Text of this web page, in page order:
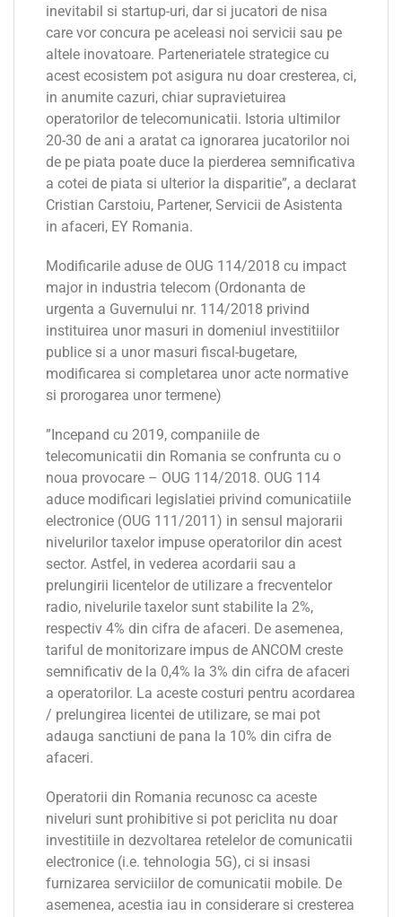
inevitabil si startup-uri, dar si jucatori de nisa
care vor concura pe aceleasi noi servicii sau pe
altele inovatoare. Parteneriatele strategice cu
acest ecosistem pot asigura nu doar cresterea, ci,
in anumite cazuri, chiar supravietuirea
operatorilor de telecomunicatii. Istoria ultimilor
20-30 de ani a aratat ca ignorarea jucatorilor noi
de pe piata poate duce la pierderea semnificativa
a cotei de piata si ulterior la disparitie”, a declarat
Cristian Carstoiu, Partener, Servicii de Asistenta
in afaceri, EY Romania.
Modificarile aduse de OUG 114/2018 cu impact
major in industria telecom (Ordonanta de
urgenta a Guvernului nr. 114/2018 privind
instituirea unor masuri in domeniul investitiilor
publice si a unor masuri fiscal-bugetare,
modificarea si completarea unor acte normative
si prorogarea unor termene)
”Incepand cu 2019, companiile de
telecomunicatii din Romania se confrunta cu o
noua provocare – OUG 114/2018. OUG 114
aduce modificari legislatiei privind comunicatiile
electronice (OUG 111/2011) in sensul majorarii
nivelurilor taxelor impuse operatorilor din acest
sector. Astfel, in vederea acordarii sau a
prelungirii licentelor de utilizare a frecventelor
radio, nivelurile taxelor sunt stabilite la 2%,
respectiv 4% din cifra de afaceri. De asemenea,
tariful de monitorizare impus de ANCOM creste
semnificativ de la 0,4% la 3% din cifra de afaceri
a operatorilor. La aceste costuri pentru acordarea
/ prelungirea licentei de utilizare, se mai pot
adauga sanctiuni de pana la 10% din cifra de
afaceri.
Operatorii din Romania recunosc ca aceste
niveluri sunt prohibitive si pot periclita nu doar
investitiile in dezvoltarea retelelor de comunicatii
electronice (i.e. tehnologia 5G), ci si insasi
furnizarea serviciilor de comunicatii mobile. De
asemenea, acestia iau in considerare si cresterea